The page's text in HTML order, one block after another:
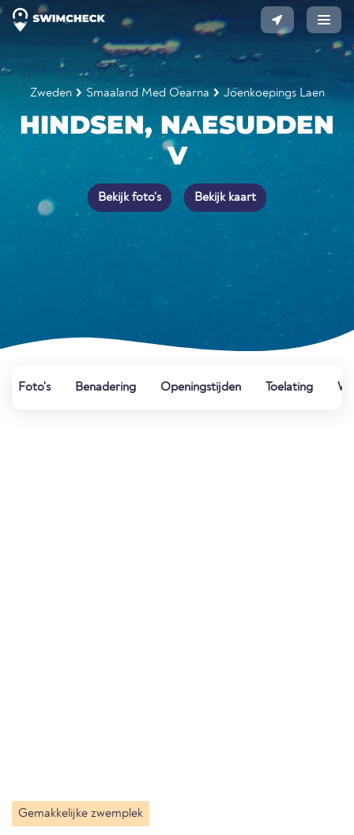
Zweden Smaaland Med Oearna Joenkoepings Laen
HINDSEN, NAESUDDEN
V
Bekijk foto's Bekijk kaart
Foto's Benadering Openingstijden Toelating
Gemakkelijke zwemplek